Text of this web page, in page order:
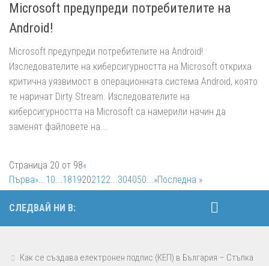
Microsoft предупреди потребителите на
Android!
Microsoft предупреди потребителите на Android!
Изследователите на киберсигурността на Microsoft откриха
критична уязвимост в операционната система Android, която
те наричат ​​Dirty Stream. Изследователите на
киберсигурността на Microsoft са намерили начин да
заменят файловете на...
Страница 20 от 98«
Първа»...10...18192021 22...304050...»Последна »
СЛЕДВАЙ НИ В:
Как се създава електронен подпис (КЕП) в България – Стъпка